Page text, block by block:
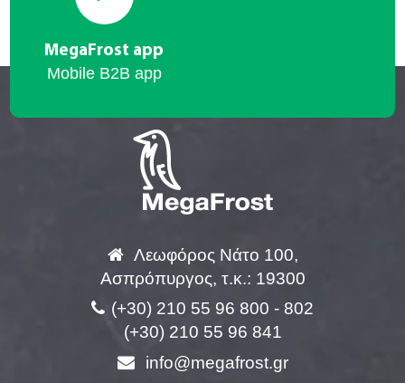
MegaFrost app
Mobile B2B app
Λεωφόρος Νάτο 100,
Ασπρόπυργος, τ.κ.: 19300
(+30) 210 55 96 800 - 802
(+30) 210 55 96 841
info@megafrost.gr